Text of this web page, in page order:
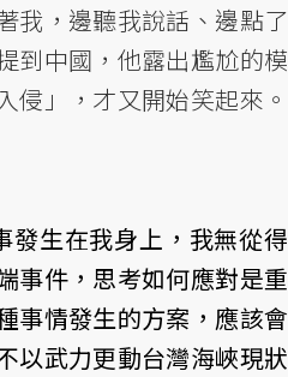
我，邊聽我說話、邊點了
到中國，他露出尷尬的模
侵」，才又開始笑起來。
發生在我身上，我無從得
事件，思考如何應對是重
事情發生的方案，應該會
以武力更動台灣海峽現狀